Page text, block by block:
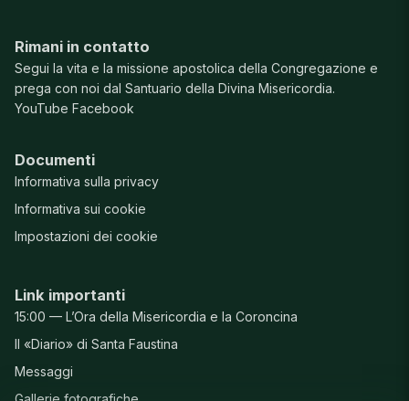
Rimani in contatto
Segui la vita e la missione apostolica della Congregazione e
prega con noi dal Santuario della Divina Misericordia.
YouTube Facebook
Documenti
Informativa sulla privacy
Informativa sui cookie
Impostazioni dei cookie
Link importanti
15:00 — L’Ora della Misericordia e la Coroncina
Il «Diario» di Santa Faustina
Messaggi